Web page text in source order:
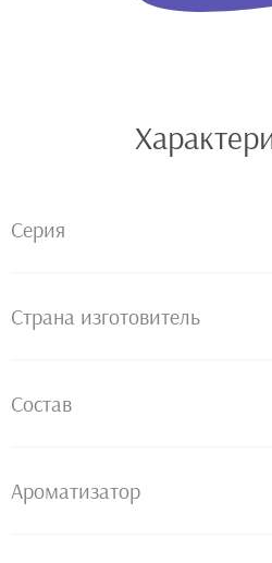
Серия
Страна изготовитель
Состав
Ароматизатор